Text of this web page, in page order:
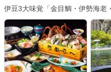
伊豆3大味覚「金目鯛・伊勢海老